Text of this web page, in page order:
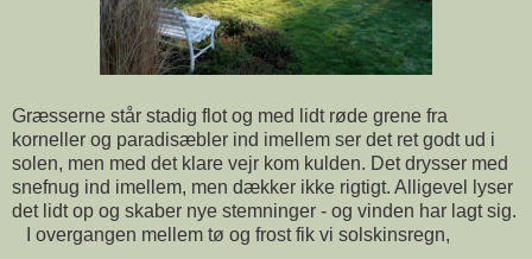
Græsserne står stadig flot og med lidt røde grene fra
korneller og paradisæbler ind imellem ser det ret godt ud i
solen, men med det klare vejr kom kulden. Det drysser med
snefnug ind imellem, men dækker ikke rigtigt. Alligevel lyser
det lidt op og skaber nye stemninger - og vinden har lagt sig.
I overgangen mellem tø og frost fik vi solskinsregn,